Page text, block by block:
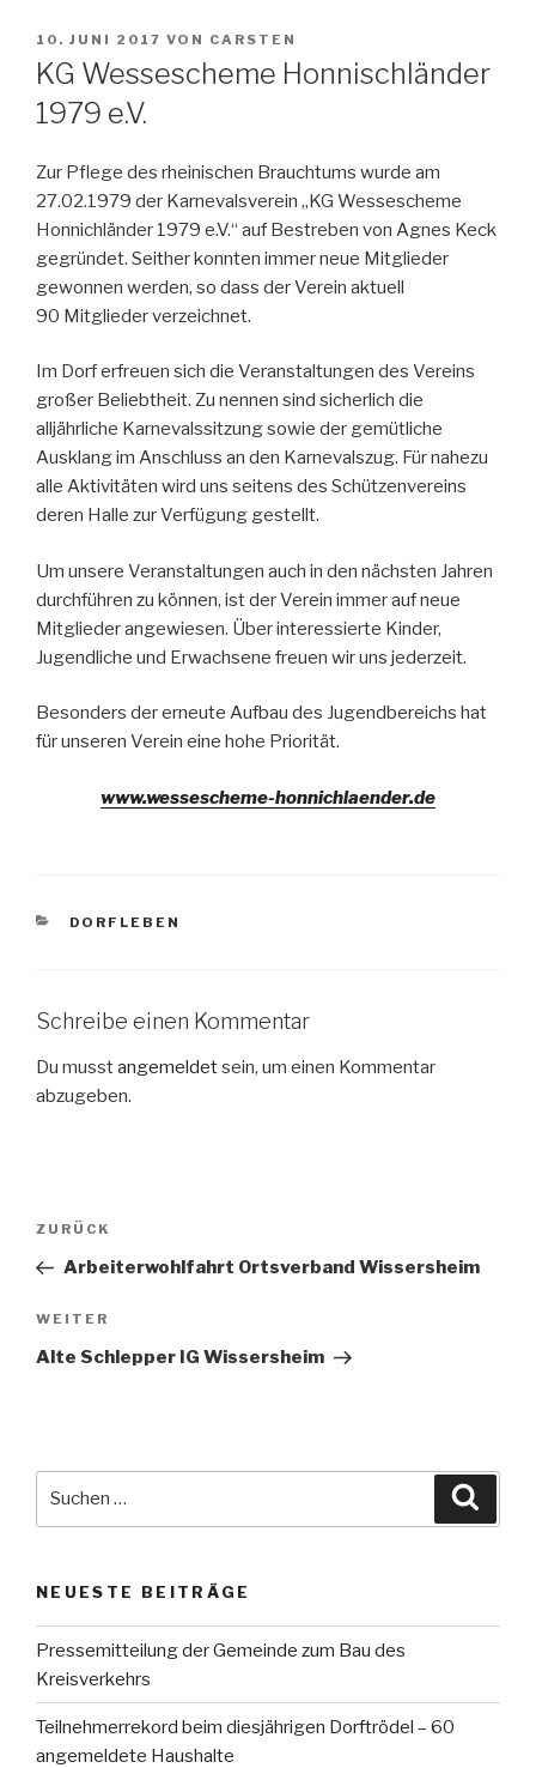
VERÖFFENTLICHT
AM
10. JUNI 2017 VON CARSTEN
KG Wessescheme Honnischländer
1979 e.V.
Zur Pflege des rheinischen Brauchtums wurde am
27.02.1979 der Karnevalsverein „KG Wessescheme
Honnichländer 1979 e.V.“ auf Bestreben von Agnes Keck
gegründet. Seither konnten immer neue Mitglieder
gewonnen werden, so dass der Verein aktuell
90 Mitglieder verzeichnet.
Im Dorf erfreuen sich die Veranstaltungen des Vereins
großer Beliebtheit. Zu nennen sind sicherlich die
alljährliche Karnevalssitzung sowie der gemütliche
Ausklang im Anschluss an den Karnevalszug. Für nahezu
alle Aktivitäten wird uns seitens des Schützenvereins
deren Halle zur Verfügung gestellt.
Um unsere Veranstaltungen auch in den nächsten Jahren
durchführen zu können, ist der Verein immer auf neue
Mitglieder angewiesen. Über interessierte Kinder,
Jugendliche und Erwachsene freuen wir uns jederzeit.
Besonders der erneute Aufbau des Jugendbereichs hat
für unseren Verein eine hohe Priorität.
www.wessescheme-honnichlaender.de
KATEGORIEN
DORFLEBEN
Schreibe einen Kommentar
Du musstangemeldetsein, um einen Kommentar
abzugeben.
Beitragsnavigation
Vorheriger
Beitrag
ZURÜCK
Arbeiterwohlfahrt Ortsverband Wissersheim
Nächster
Beitrag
WEITER
Alte Schlepper IG Wissersheim
NEUESTE BEITRÄGE
Pressemitteilung der Gemeinde zum Bau des
Kreisverkehrs
Teilnehmerrekord beim diesjährigen Dorftrödel – 60
angemeldete Haushalte